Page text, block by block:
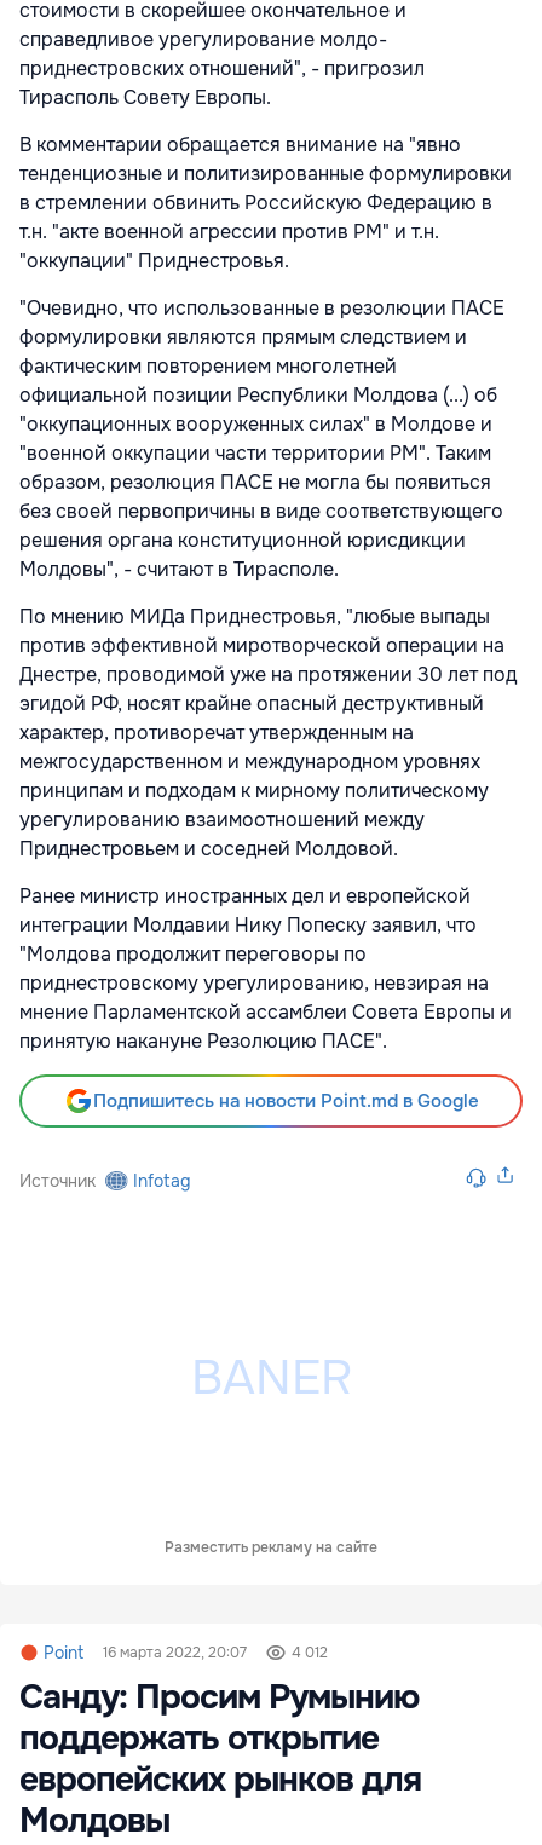
стоимости в скорейшее окончательное и
справедливое урегулирование молдо-
приднестровских отношений", - пригрозил
Тирасполь Совету Европы.
В комментарии обращается внимание на "явно
тенденциозные и политизированные формулировки
в стремлении обвинить Российскую Федерацию в
т.н. "акте военной агрессии против РМ" и т.н.
"оккупации" Приднестровья.
"Очевидно, что использованные в резолюции ПАСЕ
формулировки являются прямым следствием и
фактическим повторением многолетней
официальной позиции Республики Молдова (...) об
"оккупационных вооруженных силах" в Молдове и
"военной оккупации части территории РМ". Таким
образом, резолюция ПАСЕ не могла бы появиться
без своей первопричины в виде соответствующего
решения органа конституционной юрисдикции
Молдовы", - считают в Тирасполе.
По мнению МИДа Приднестровья, "любые выпады
против эффективной миротворческой операции на
Днестре, проводимой уже на протяжении 30 лет под
эгидой РФ, носят крайне опасный деструктивный
характер, противоречат утвержденным на
межгосударственном и международном уровнях
принципам и подходам к мирному политическому
урегулированию взаимоотношений между
Приднестровьем и соседней Молдовой.
Ранее министр иностранных дел и европейской
интеграции Молдавии Нику Попеску заявил, что
"Молдова продолжит переговоры по
приднестровскому урегулированию, невзирая на
мнение Парламентской ассамблеи Совета Европы и
принятую накануне Резолюцию ПАСЕ".
Подпишитесь на новости Point.md в Google
Источник Infotag
Разместить рекламу на сайте
Point 16 марта 2022, 20:07 4 012
Санду: Просим Румынию
поддержать открытие
европейских рынков для
Молдовы